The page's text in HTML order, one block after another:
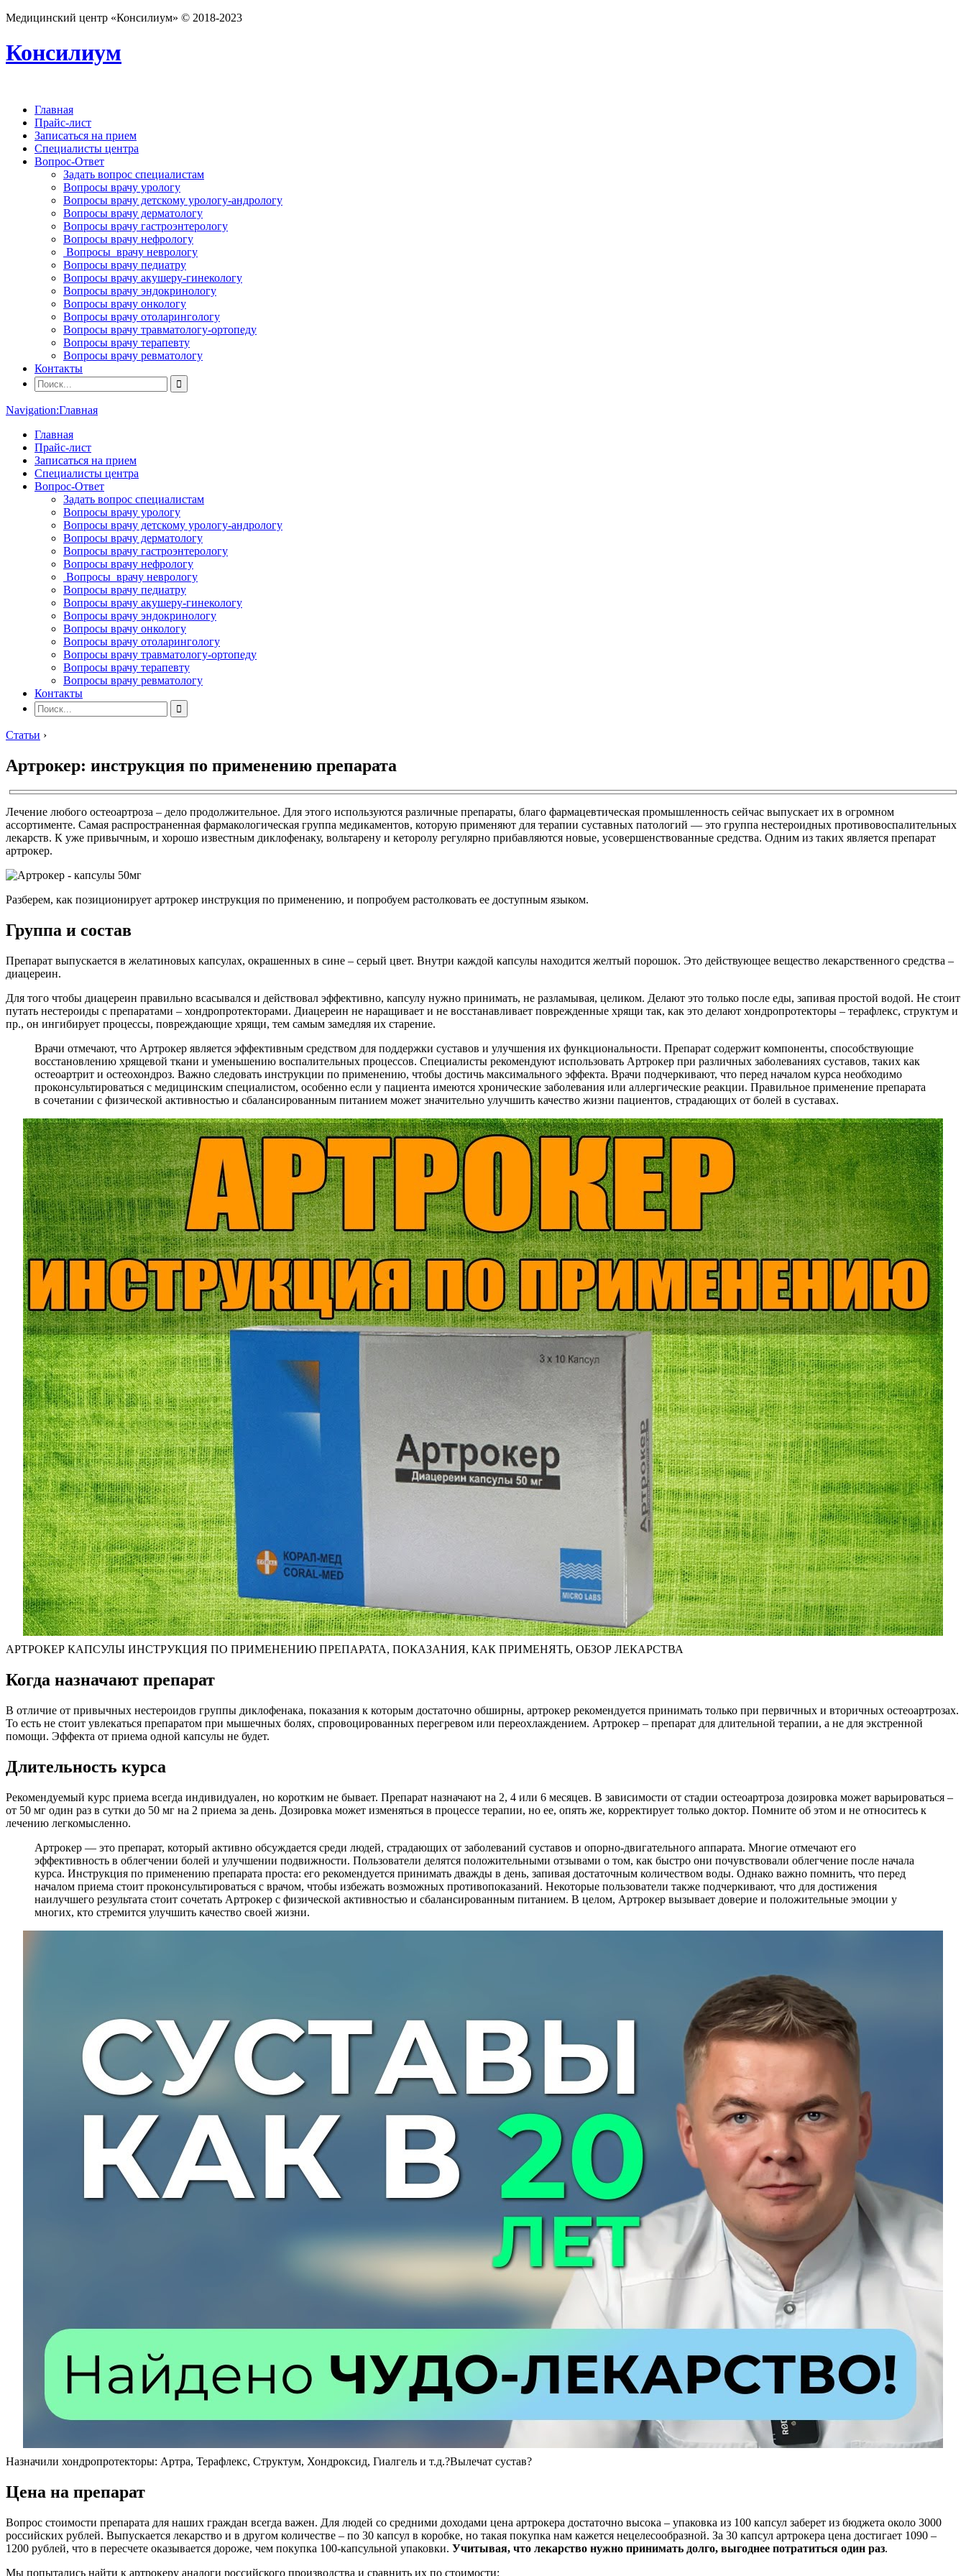
Медицинский центр «Консилиум» © 2018-2023
Консилиум
Главная
Прайс-лист
Записаться на прием
Специалисты центра
Вопрос-Ответ
Задать вопрос специалистам
Вопросы врачу урологу
Вопросы врачу детскому урологу-андрологу
Вопросы врачу дерматологу
Вопросы врачу гастроэнтерологу
Вопросы врачу нефрологу
Вопросы врачу неврологу
Вопросы врачу педиатру
Вопросы врачу акушеру-гинекологу
Вопросы врачу эндокринологу
Вопросы врачу онкологу
Вопросы врачу отоларингологу
Вопросы врачу травматологу-ортопеду
Вопросы врачу терапевту
Вопросы врачу ревматологу
Контакты
Navigation:Главная
Главная
Прайс-лист
Записаться на прием
Специалисты центра
Вопрос-Ответ
Задать вопрос специалистам
Вопросы врачу урологу
Вопросы врачу детскому урологу-андрологу
Вопросы врачу дерматологу
Вопросы врачу гастроэнтерологу
Вопросы врачу нефрологу
Вопросы врачу неврологу
Вопросы врачу педиатру
Вопросы врачу акушеру-гинекологу
Вопросы врачу эндокринологу
Вопросы врачу онкологу
Вопросы врачу отоларингологу
Вопросы врачу травматологу-ортопеду
Вопросы врачу терапевту
Вопросы врачу ревматологу
Контакты
Статьи ›
Артрокер: инструкция по применению препарата
Лечение любого остеоартроза – дело продолжительное. Для этого используются различные препараты, благо фармацевтическая промышленность сейчас выпускает их в огромном
ассортименте. Самая распространенная фармакологическая группа медикаментов, которую применяют для терапии суставных патологий — это группа нестероидных противовоспалительных
лекарств. К уже привычным, и хорошо известным диклофенаку, вольтарену и кеторолу регулярно прибавляются новые, усовершенствованные средства. Одним из таких является препарат
артрокер.
Разберем, как позиционирует артрокер инструкция по применению, и попробуем растолковать ее доступным языком.
Группа и состав
Препарат выпускается в желатиновых капсулах, окрашенных в сине – серый цвет. Внутри каждой капсулы находится желтый порошок. Это действующее вещество лекарственного средства –
диацереин.
Для того чтобы диацереин правильно всасывался и действовал эффективно, капсулу нужно принимать, не разламывая, целиком. Делают это только после еды, запивая простой водой. Не стоит
путать нестероиды с препаратами – хондропротекторами. Диацереин не наращивает и не восстанавливает поврежденные хрящи так, как это делают хондропротекторы – терафлекс, структум и
пр., он ингибирует процессы, повреждающие хрящи, тем самым замедляя их старение.
Врачи отмечают, что Артрокер является эффективным средством для поддержки суставов и улучшения их функциональности. Препарат содержит компоненты, способствующие
восстановлению хрящевой ткани и уменьшению воспалительных процессов. Специалисты рекомендуют использовать Артрокер при различных заболеваниях суставов, таких как
остеоартрит и остеохондроз. Важно следовать инструкции по применению, чтобы достичь максимального эффекта. Врачи подчеркивают, что перед началом курса необходимо
проконсультироваться с медицинским специалистом, особенно если у пациента имеются хронические заболевания или аллергические реакции. Правильное применение препарата
в сочетании с физической активностью и сбалансированным питанием может значительно улучшить качество жизни пациентов, страдающих от болей в суставах.
АРТРОКЕР КАПСУЛЫ ИНСТРУКЦИЯ ПО ПРИМЕНЕНИЮ ПРЕПАРАТА, ПОКАЗАНИЯ, КАК ПРИМЕНЯТЬ, ОБЗОР ЛЕКАРСТВА
Когда назначают препарат
В отличие от привычных нестероидов группы диклофенака, показания к которым достаточно обширны, артрокер рекомендуется принимать только при первичных и вторичных остеоартрозах.
То есть не стоит увлекаться препаратом при мышечных болях, спровоцированных перегревом или переохлаждением. Артрокер – препарат для длительной терапии, а не для экстренной
помощи. Эффекта от приема одной капсулы не будет.
Длительность курса
Рекомендуемый курс приема всегда индивидуален, но коротким не бывает. Препарат назначают на 2, 4 или 6 месяцев. В зависимости от стадии остеоартроза дозировка может варьироваться –
от 50 мг один раз в сутки до 50 мг на 2 приема за день. Дозировка может изменяться в процессе терапии, но ее, опять же, корректирует только доктор. Помните об этом и не относитесь к
лечению легкомысленно.
Артрокер — это препарат, который активно обсуждается среди людей, страдающих от заболеваний суставов и опорно-двигательного аппарата. Многие отмечают его
эффективность в облегчении болей и улучшении подвижности. Пользователи делятся положительными отзывами о том, как быстро они почувствовали облегчение после начала
курса. Инструкция по применению препарата проста: его рекомендуется принимать дважды в день, запивая достаточным количеством воды. Однако важно помнить, что перед
началом приема стоит проконсультироваться с врачом, чтобы избежать возможных противопоказаний. Некоторые пользователи также подчеркивают, что для достижения
наилучшего результата стоит сочетать Артрокер с физической активностью и сбалансированным питанием. В целом, Артрокер вызывает доверие и положительные эмоции у
многих, кто стремится улучшить качество своей жизни.
Назначили хондропротекторы: Артра, Терафлекс, Структум, Хондроксид, Гиалгель и т.д.?Вылечат сустав?
Цена на препарат
Вопрос стоимости препарата для наших граждан всегда важен. Для людей со средними доходами цена артрокера достаточно высока – упаковка из 100 капсул заберет из бюджета около 3000
российских рублей. Выпускается лекарство и в другом количестве – по 30 капсул в коробке, но такая покупка нам кажется нецелесообразной. За 30 капсул артрокера цена достигает 1090 –
1200 рублей, что в пересчете оказывается дороже, чем покупка 100-капсульной упаковки. Учитывая, что лекарство нужно принимать долго, выгоднее потратиться один раз.
Мы попытались найти к артрокеру аналоги российского производства и сравнить их по стоимости: